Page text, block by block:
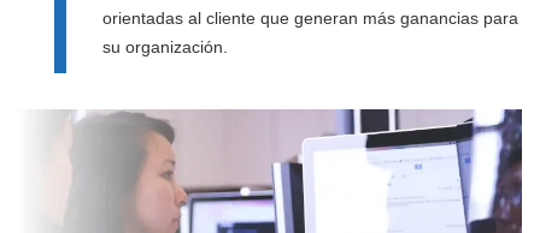
orientadas al cliente que generan más ganancias para
su organización.